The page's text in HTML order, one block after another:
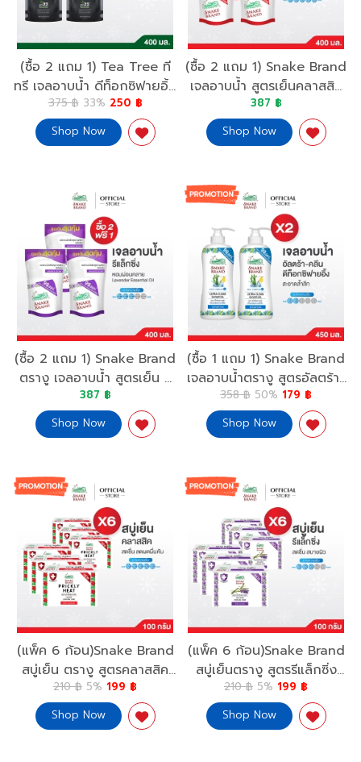
(ซื้อ 2 แถม 1) Tea Tree ที
ทรี เจลอาบน้ำ ดีท็อกซิฟายอิ้ง
ถุงเติม 400 มล.(ครีมอาบน้ำ,
Shower Gel, Body Wash,
Refill)
375 ฿ 33% 250 ฿
Shop Now
(ซื้อ 2 แถม 1) Snake Brand
เจลอาบน้ำ สูตรเย็นคลาสสิค
ถุงเติม รีฟิล ขนาด 400 มล.
ครีมอาบน้ำ, Shower Gel
Refill
387 ฿
Shop Now
(ซื้อ 2 แถม 1) Snake Brand
ตรางู เจลอาบน้ำ สูตรเย็น รี
แล็กซิ่ง ถุงเติม รีฟิว ขนาด
400 มล. ครีมอาบน้ำ,
Shower Gel Refill
387 ฿
Shop Now
(ซื้อ 1 แถม 1) Snake Brand
เจลอาบน้ำตรางู สูตรอัลตร้า-
คลีน ดีท็อกซิฟายอิ้ง 450
มล. X 2 Ultra-Clean
Detoxifying ผิวสะอาด
358 ฿ 50% 179 ฿
Shop Now
(แพ็ค 6 ก้อน)Snake Brand
สบู่เย็น ตรางู สูตรคลาสสิค
100 กรัม (สบู่, สบู่เย็น,
COOLING SOAP)
210 ฿ 5% 199 ฿
Shop Now
(แพ็ค 6 ก้อน)Snake Brand
สบู่เย็นตรางู สูตรรีแล็กซิ่ง
100 กรัม (สบู่, สบู่เย็น,
COOLING SOAP
RELAXING LAVENDER
210 ฿ 5% 199 ฿
Shop Now